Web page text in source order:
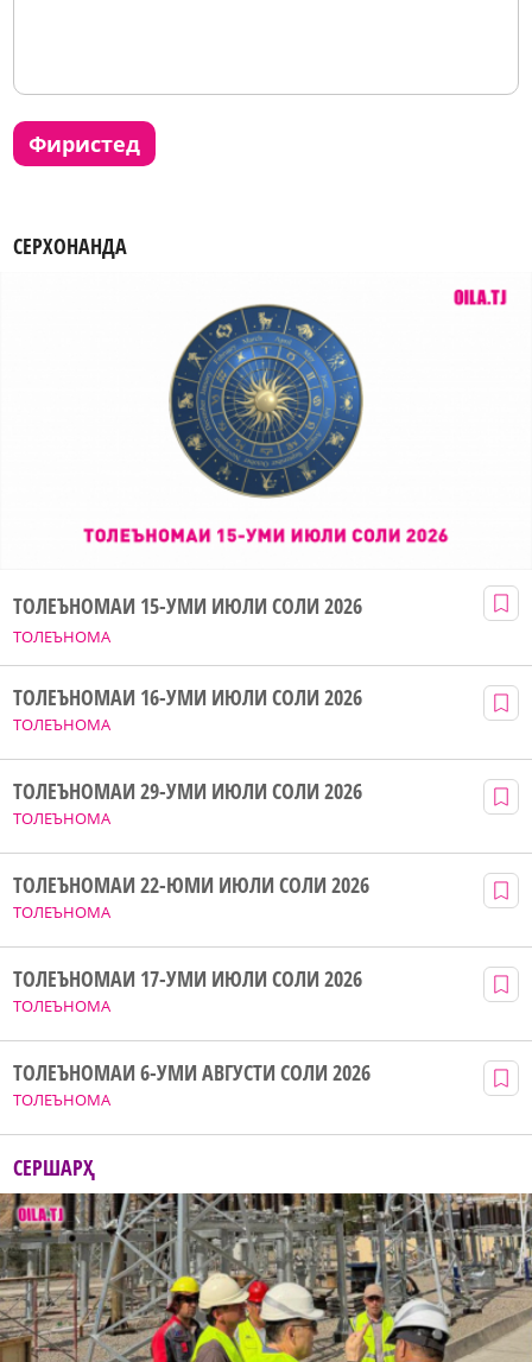
фиристед
СЕРХОНАНДА
ТОЛЕЪНОМА
ТОЛЕЪНОМАИ 15-УМИ ИЮЛИ СОЛИ 2026
ТОЛЕЪНОМА
ТОЛЕЪНОМАИ 16-УМИ ИЮЛИ СОЛИ 2026
ТОЛЕЪНОМА
ТОЛЕЪНОМАИ 29-УМИ ИЮЛИ СОЛИ 2026
ТОЛЕЪНОМА
ТОЛЕЪНОМАИ 22-ЮМИ ИЮЛИ СОЛИ 2026
ТОЛЕЪНОМА
ТОЛЕЪНОМАИ 17-УМИ ИЮЛИ СОЛИ 2026
ТОЛЕЪНОМА
ТОЛЕЪНОМАИ 6-УМИ АВГУСТИ СОЛИ 2026
СЕРШАРҲ